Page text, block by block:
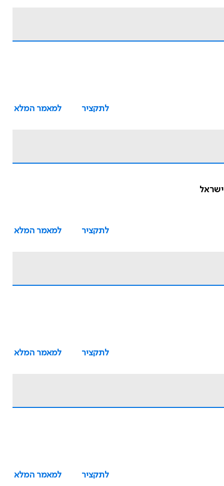
לתקציר למאמר המלא
לתקציר למאמר המלא
לתקציר למאמר המלא
לתקציר למאמר המלא